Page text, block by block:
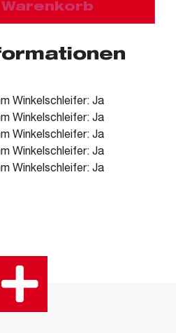
Winkelschleifer: Ja
Winkelschleifer: Ja
Winkelschleifer: Ja
Winkelschleifer: Ja
Winkelschleifer: Ja